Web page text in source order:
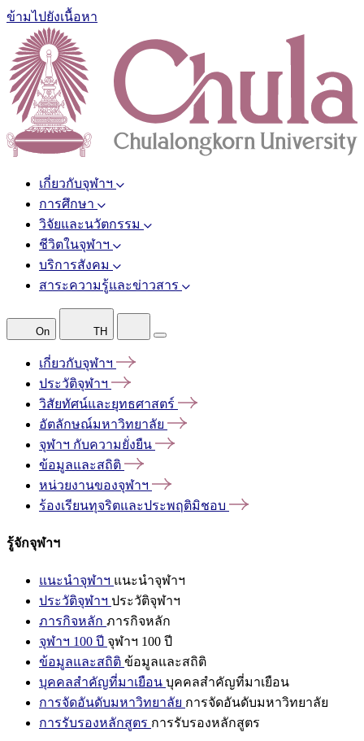
ข้ามไปยังเนื้อหา
เกี่ยวกับจุฬาฯ
การศึกษา
วิจัยและนวัตกรรม
ชีวิตในจุฬาฯ
บริการสังคม
สาระความรู้และข่าวสาร
On TH
เกี่ยวกับจุฬาฯ
ประวัติจุฬาฯ
วิสัยทัศน์และยุทธศาสตร์
อัตลักษณ์มหาวิทยาลัย
จุฬาฯ กับความยั่งยืน
ข้อมูลและสถิติ
หน่วยงานของจุฬาฯ
ร้องเรียนทุจริตและประพฤติมิชอบ
รู้จักจุฬาฯ
แนะนำจุฬาฯ แนะนำจุฬาฯ
ประวัติจุฬาฯ ประวัติจุฬาฯ
ภารกิจหลัก ภารกิจหลัก
จุฬาฯ 100 ปี จุฬาฯ 100 ปี
ข้อมูลและสถิติ ข้อมูลและสถิติ
บุคคลสำคัญที่มาเยือน บุคคลสำคัญที่มาเยือน
การจัดอันดับมหาวิทยาลัย การจัดอันดับมหาวิทยาลัย
การรับรองหลักสูตร การรับรองหลักสูตร